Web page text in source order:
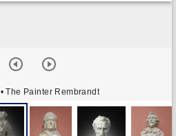
• The Painter Rembrandt